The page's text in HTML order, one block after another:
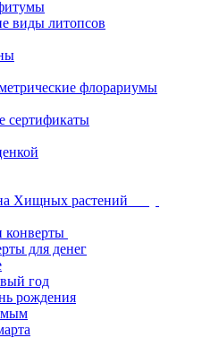
виды литопсов
флорариумы
сертификаты
Хищных растений
конверты
для денег
год
рождения